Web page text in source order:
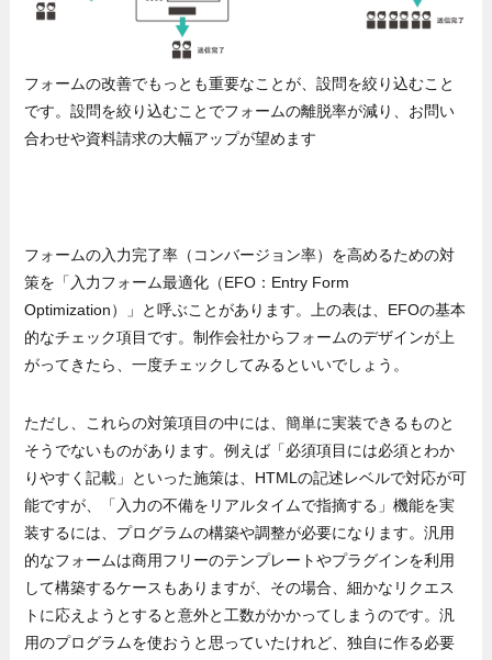
フォームの改善でもっとも重要なことが、設問を絞り込むこと
です。設問を絞り込むことでフォームの離脱率が減り、お問い
合わせや資料請求の大幅アップが望めます
フォームの入力完了率（コンバージョン率）を高めるための対
策を「入力フォーム最適化（EFO：Entry Form
Optimization）」と呼ぶことがあります。上の表は、EFOの基本
的なチェック項目です。制作会社からフォームのデザインが上
がってきたら、一度チェックしてみるといいでしょう。
ただし、これらの対策項目の中には、簡単に実装できるものと
そうでないものがあります。例えば「必須項目には必須とわか
りやすく記載」といった施策は、HTMLの記述レベルで対応が可
能ですが、「入力の不備をリアルタイムで指摘する」機能を実
装するには、プログラムの構築や調整が必要になります。汎用
的なフォームは商用フリーのテンプレートやプラグインを利用
して構築するケースもありますが、その場合、細かなリクエス
トに応えようとすると意外と工数がかかってしまうのです。汎
用のプログラムを使おうと思っていたけれど、独自に作る必要